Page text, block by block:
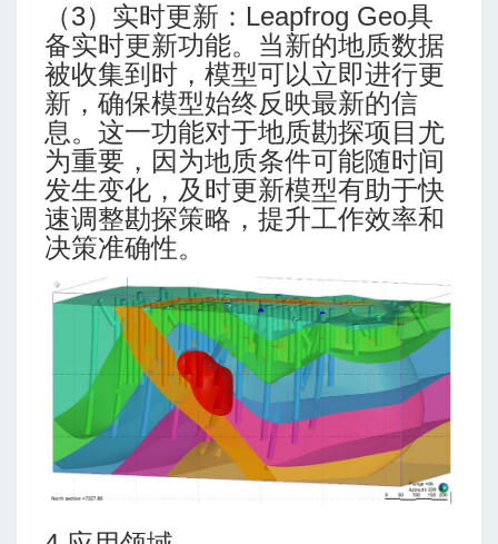
（3）实时更新：Leapfrog Geo具
备实时更新功能。当新的地质数据
被收集到时，模型可以立即进行更
新，确保模型始终反映最新的信
息。这一功能对于地质勘探项目尤
为重要，因为地质条件可能随时间
发生变化，及时更新模型有助于快
速调整勘探策略，提升工作效率和
决策准确性。